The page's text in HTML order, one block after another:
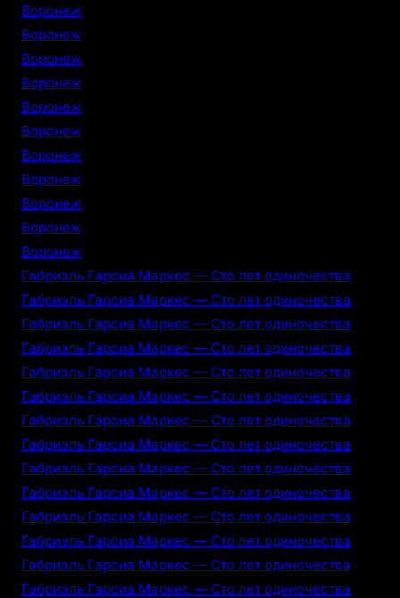
Воронеж
Воронеж
Воронеж
Воронеж
Воронеж
Воронеж
Воронеж
Воронеж
Воронеж
Воронеж
Воронеж
Габриэль Гарсиа Маркес — Сто лет одиночества
Габриэль Гарсиа Маркес — Сто лет одиночества
Габриэль Гарсиа Маркес — Сто лет одиночества
Габриэль Гарсиа Маркес — Сто лет одиночества
Габриэль Гарсиа Маркес — Сто лет одиночества
Габриэль Гарсиа Маркес — Сто лет одиночества
Габриэль Гарсиа Маркес — Сто лет одиночества
Габриэль Гарсиа Маркес — Сто лет одиночества
Габриэль Гарсиа Маркес — Сто лет одиночества
Габриэль Гарсиа Маркес — Сто лет одиночества
Габриэль Гарсиа Маркес — Сто лет одиночества
Габриэль Гарсиа Маркес — Сто лет одиночества
Габриэль Гарсиа Маркес — Сто лет одиночества
Габриэль Гарсиа Маркес — Сто лет одиночества